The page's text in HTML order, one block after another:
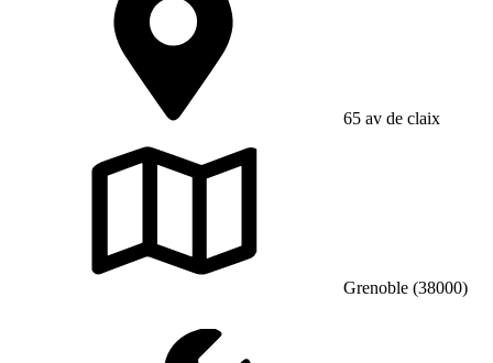
65 av de claix
Grenoble (38000)